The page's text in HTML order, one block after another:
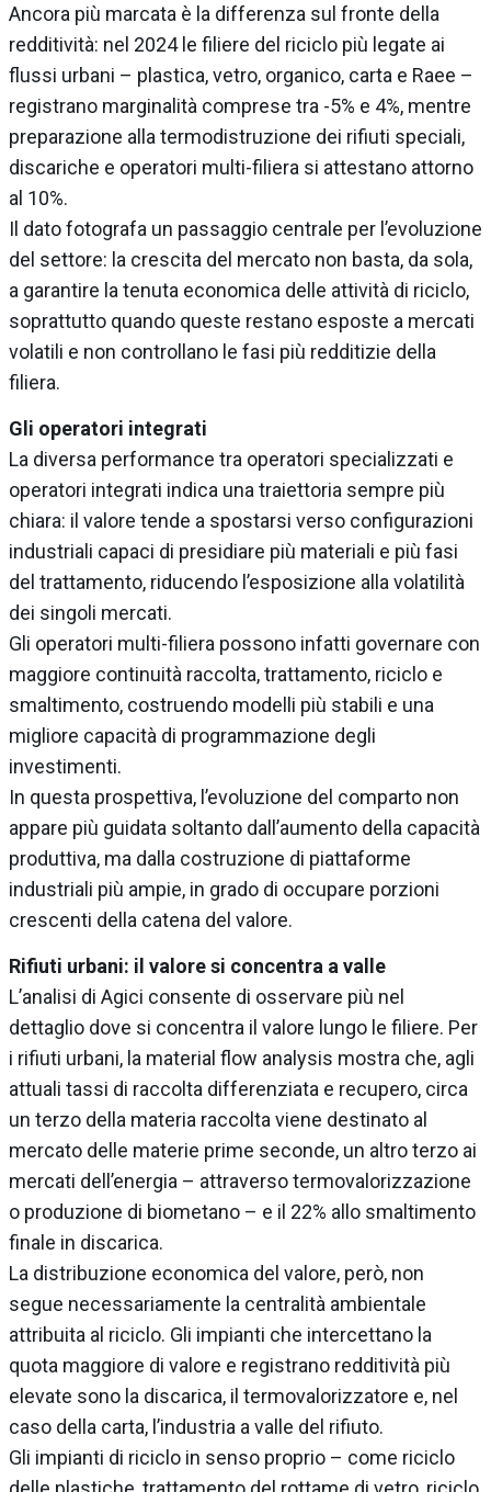
Ancora più marcata è la differenza sul fronte della
redditività: nel 2024 le filiere del riciclo più legate ai
flussi urbani – plastica, vetro, organico, carta e Raee –
registrano marginalità comprese tra -5% e 4%, mentre
preparazione alla termodistruzione dei rifiuti speciali,
discariche e operatori multi-filiera si attestano attorno
al 10%.
Il dato fotografa un passaggio centrale per l’evoluzione
del settore: la crescita del mercato non basta, da sola,
a garantire la tenuta economica delle attività di riciclo,
soprattutto quando queste restano esposte a mercati
volatili e non controllano le fasi più redditizie della
filiera.
Gli operatori integrati
La diversa performance tra operatori specializzati e
operatori integrati indica una traiettoria sempre più
chiara: il valore tende a spostarsi verso configurazioni
industriali capaci di presidiare più materiali e più fasi
del trattamento, riducendo l’esposizione alla volatilità
dei singoli mercati.
Gli operatori multi-filiera possono infatti governare con
maggiore continuità raccolta, trattamento, riciclo e
smaltimento, costruendo modelli più stabili e una
migliore capacità di programmazione degli
investimenti.
In questa prospettiva, l’evoluzione del comparto non
appare più guidata soltanto dall’aumento della capacità
produttiva, ma dalla costruzione di piattaforme
industriali più ampie, in grado di occupare porzioni
crescenti della catena del valore.
Rifiuti urbani: il valore si concentra a valle
L’analisi di Agici consente di osservare più nel
dettaglio dove si concentra il valore lungo le filiere. Per
i rifiuti urbani, la material flow analysis mostra che, agli
attuali tassi di raccolta differenziata e recupero, circa
un terzo della materia raccolta viene destinato al
mercato delle materie prime seconde, un altro terzo ai
mercati dell’energia – attraverso termovalorizzazione
o produzione di biometano – e il 22% allo smaltimento
finale in discarica.
La distribuzione economica del valore, però, non
segue necessariamente la centralità ambientale
attribuita al riciclo. Gli impianti che intercettano la
quota maggiore di valore e registrano redditività più
elevate sono la discarica, il termovalorizzatore e, nel
caso della carta, l’industria a valle del rifiuto.
Gli impianti di riciclo in senso proprio – come riciclo